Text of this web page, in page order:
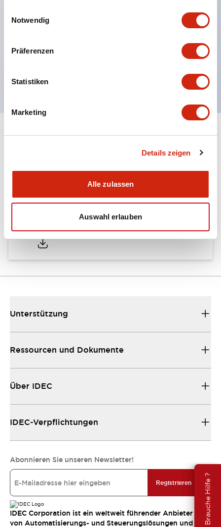
Notwendig
Präferenzen
Statistiken
Marketing
Details zeigen
Alle zulassen
Auswahl erlauben
Brauche Hilfe ?
das An- und Abnehmen des Verriegelungshebels.
Schutzart ist Spritzwassergeschützt, IP65 (IEC
60529). (Der Summer ist geschlossen ausgeführt)
Unterstützung
Ressourcen und Dokumente
Über IDEC
IDEC-Verpflichtungen
Abonnieren Sie unseren Newsletter!
Registrieren
IDEC Corporation ist ein weltweit führender Anbieter
von Automatisierungs- und Steuerungslösungen und